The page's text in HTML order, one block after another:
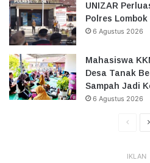
UNIZAR
Polres
6 Agustus 2026
Mahasiswa
Desa Tanak
Sampah Jadi
6 Agustus 2026
IKLAN